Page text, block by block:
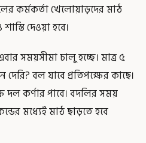
কর্মকর্তা খেলোয়াড়দের মাঠ
দেওয়া হবে।
সময়সীমা চালু হচ্ছে। মাত্র ৫
দেরি? বল যাবে প্রতিপক্ষের কাছে।
দল কর্ণার পাবে। বদলির সময়
মধ্যেই মাঠ ছাড়তে হবে